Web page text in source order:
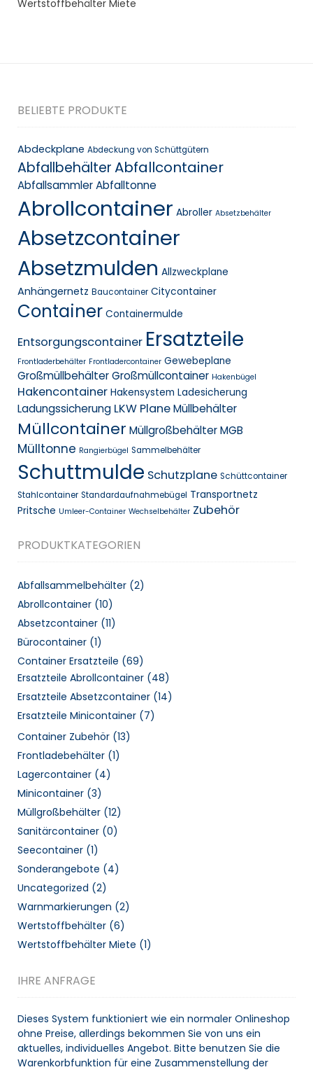
Wertstoffbehälter Miete
BELIEBTE PRODUKTE
Abdeckplane Abdeckung von Schüttgütern
AbfallbehälterAbfallcontainer
AbfallsammlerAbfalltonne
Abrollcontainer Abroller Absetzbehälter
Absetzcontainer
Absetzmulden Allzweckplane
Anhängernetz Baucontainer Citycontainer
Container Containermulde
Entsorgungscontainer Ersatzteile
Frontladerbehälter Frontladercontainer Gewebeplane
GroßmüllbehälterGroßmüllcontainer Hakenbügel
Hakencontainer Hakensystem Ladesicherung
Ladungssicherung LKW PlaneMüllbehälter
Müllcontainer Müllgroßbehälter MGB
Mülltonne Rangierbügel Sammelbehälter
Schuttmulde Schutzplane Schüttcontainer
Stahlcontainer Standardaufnahmebügel Transportnetz
Pritsche Umleer-Container Wechselbehälter Zubehör
PRODUKTKATEGORIEN
Abfallsammelbehälter (2)
Abrollcontainer (10)
Absetzcontainer (11)
Bürocontainer (1)
Container Ersatzteile (69)
Ersatzteile Abrollcontainer (48)
Ersatzteile Absetzcontainer (14)
Ersatzteile Minicontainer (7)
Container Zubehör (13)
Frontladebehälter (1)
Lagercontainer (4)
Minicontainer (3)
Müllgroßbehälter (12)
Sanitärcontainer (0)
Seecontainer (1)
Sonderangebote (4)
Uncategorized (2)
Warnmarkierungen (2)
Wertstoffbehälter (6)
Wertstoffbehälter Miete (1)
IHRE ANFRAGE
Dieses System funktioniert wie ein normaler Onlineshop
ohne Preise, allerdings bekommen Sie von uns ein
aktuelles, individuelles Angebot. Bitte benutzen Sie die
Warenkorbfunktion für eine Zusammenstellung der